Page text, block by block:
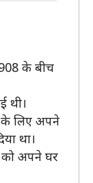
के बीच
थी।
के लिए अपने
था।
अपने घर